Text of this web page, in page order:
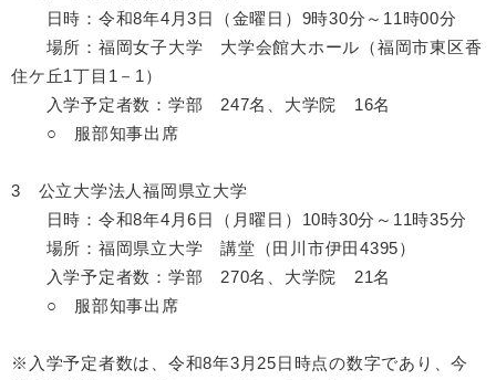
日時：令和8年4月3日（金曜日）9時30分～11時00分
場所：福岡女子大学 大学会館大ホール（福岡市東区香
住ケ丘1丁目1－1）
入学予定者数：学部 247名、大学院 16名
○ 服部知事出席
3 公立大学法人福岡県立大学
日時：令和8年4月6日（月曜日）10時30分～11時35分
場所：福岡県立大学 講堂（田川市伊田4395）
入学予定者数：学部 270名、大学院 21名
○ 服部知事出席
※入学予定者数は、令和8年3月25日時点の数字であり、今